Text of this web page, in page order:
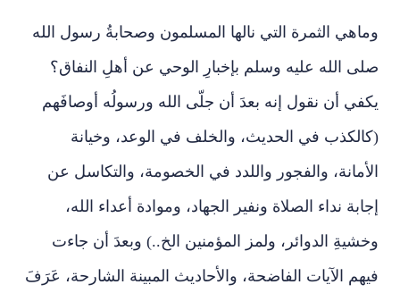
وماهي الثمرة التي نالها المسلمون وصحابةُ رسول الله
صلى الله عليه وسلم بإخبارِ الوحي عن أهلِ النفاق؟
يكفي أن نقول إنه بعدَ أن جلّى الله ورسولُه أوصافَهم
(كالكذب في الحديث، والخلف في الوعد، وخيانة
الأمانة، والفجور واللدد في الخصومة، والتكاسل عن
إجابة نداء الصلاة ونفير الجهاد، وموادة أعداء الله،
وخشيةِ الدوائر، ولمز المؤمنين الخ..) وبعدَ أن جاءت
فيهم الآيات الفاضحة، والأحاديث المبينة الشارحة، عَرَفَ